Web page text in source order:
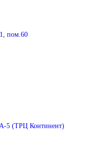
пом.60
А-5 (ТРЦ Континент)